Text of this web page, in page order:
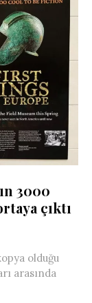
3000
çıktı
olduğu
arasında